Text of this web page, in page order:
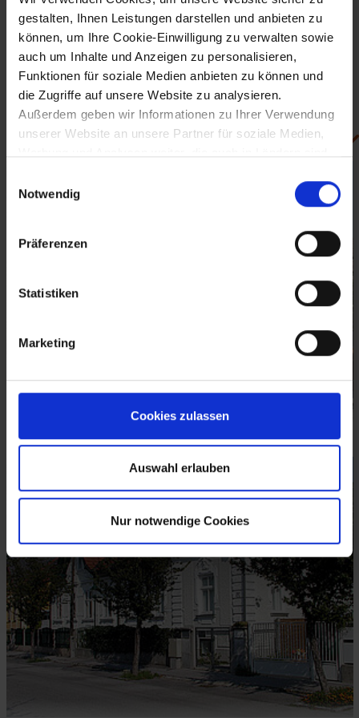
gestalten, Ihnen Leistungen darstellen und anbieten zu
können, um Ihre Cookie-Einwilligung zu verwalten sowie
auch um Inhalte und Anzeigen zu personalisieren,
Funktionen für soziale Medien anbieten zu können und
die Zugriffe auf unsere Website zu analysieren.
Außerdem geben wir Informationen zu Ihrer Verwendung
unserer Website an unsere Partner für soziale Medien,
gegeben ist, und in denen Sie Ihre Rechte uU nicht
effektiv durchsetzen können. Unsere Partner führen
diese Informationen möglicherweise mit weiteren Daten
zusammen, die Sie ihnen bereitgestellt haben oder die
haben.
Notwendig
Präferenzen
Statistiken
Marketing
Cookies zulassen
Auswahl erlauben
Nur notwendige Cookies
barocke Gestaltungselemente eingesetzt.
Mit den schlichten Wohnbauten wurde die Gartenstadtbewegung
ins Kleine übertragen. Sie verkörpern die moderne Idee der
Wohnstraßen, wozu auch die einheitliche Gestaltung der Gärten,
Zäune und Baumpflanzungen gehörte.
(Quelle: W. Kitlitschka, Historismus & Jugendstil in
Niederösterreich, 1984)
Bilder (4)